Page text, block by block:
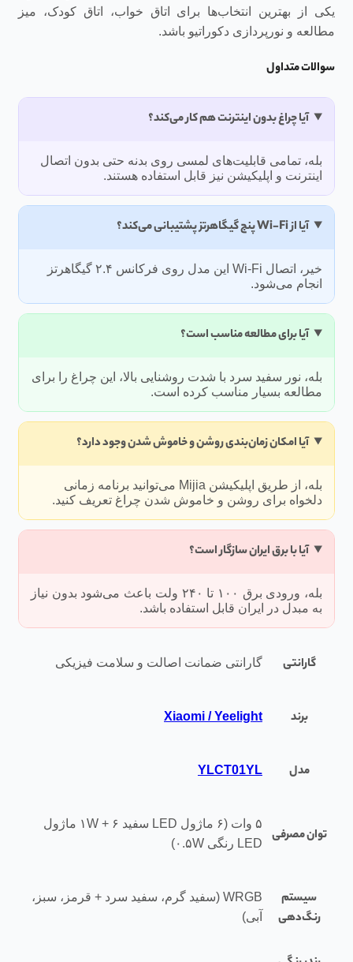
یکی از بهترین انتخاب‌ها برای اتاق خواب، اتاق کودک، میز
مطالعه و نورپردازی دکوراتیو باشد.
سوالات متداول
آیا چراغ بدون اینترنت هم کار می‌کند؟
بله، تمامی قابلیت‌های لمسی روی بدنه حتی بدون اتصال
اینترنت و اپلیکیشن نیز قابل استفاده هستند.
آیا از Wi-Fi پنج گیگاهرتز پشتیبانی می‌کند؟
خیر، اتصال Wi-Fi این مدل روی فرکانس ۲.۴ گیگاهرتز
انجام می‌شود.
آیا برای مطالعه مناسب است؟
بله، نور سفید سرد با شدت روشنایی بالا، این چراغ را برای
مطالعه بسیار مناسب کرده است.
آیا امکان زمان‌بندی روشن و خاموش شدن وجود دارد؟
بله، از طریق اپلیکیشن Mijia می‌توانید برنامه زمانی
دلخواه برای روشن و خاموش شدن چراغ تعریف کنید.
آیا با برق ایران سازگار است؟
بله، ورودی برق ۱۰۰ تا ۲۴۰ ولت باعث می‌شود بدون نیاز
به مبدل در ایران قابل استفاده باشد.
گارانتی گارانتی ضمانت اصالت و سلامت فیزیکی
برند Xiaomi / Yeelight
مدل YLCT01YL
توان مصرفی
۵ وات (۶ ماژول LED سفید ۱W + ۶ ماژول
LED رنگی ۰.۵W)
سیستم
رنگ‌دهی
WRGB (سفید گرم، سفید سرد + قرمز، سبز،
آبی)